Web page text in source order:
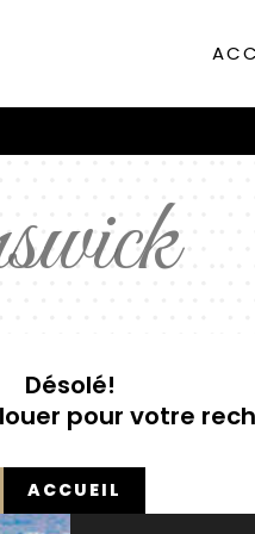
Désolé!
pour votre
ACCUEIL